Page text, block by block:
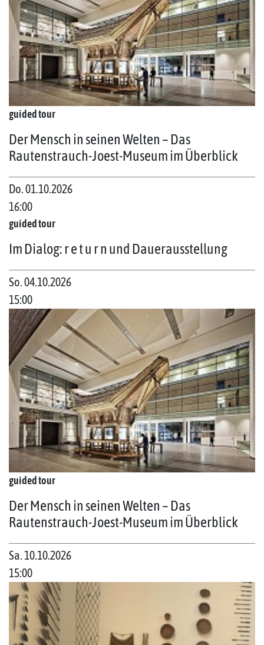
guided tour
Der Mensch in seinen Welten – Das
Rautenstrauch-Joest-Museum im Überblick
Do. 01.10.2026
16:00
guided tour
Im Dialog: r e t u r n und Dauerausstellung
So. 04.10.2026
15:00
guided tour
Der Mensch in seinen Welten – Das
Rautenstrauch-Joest-Museum im Überblick
Sa. 10.10.2026
15:00